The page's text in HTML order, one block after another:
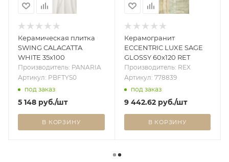
Керамическая плитка
SWING CALACATTA
WHITE 35x100
Производитель: PANARIA
Артикул: PBFTYS0
под заказ
5 148 руб./шт
В КОРЗИНУ
Керамогранит
ECCENTRIC LUXE SAGE
GLOSSY 60x120 RET
Производитель: REX
Артикул: 778839
под заказ
9 442.62руб./шт
В КОРЗИНУ